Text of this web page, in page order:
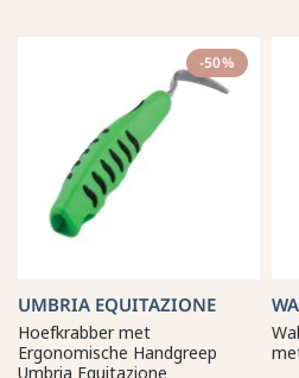
-50%
UMBRIA EQUITAZIONE
Hoefkrabber met
Ergonomische Handgreep
Umbria Equitazione